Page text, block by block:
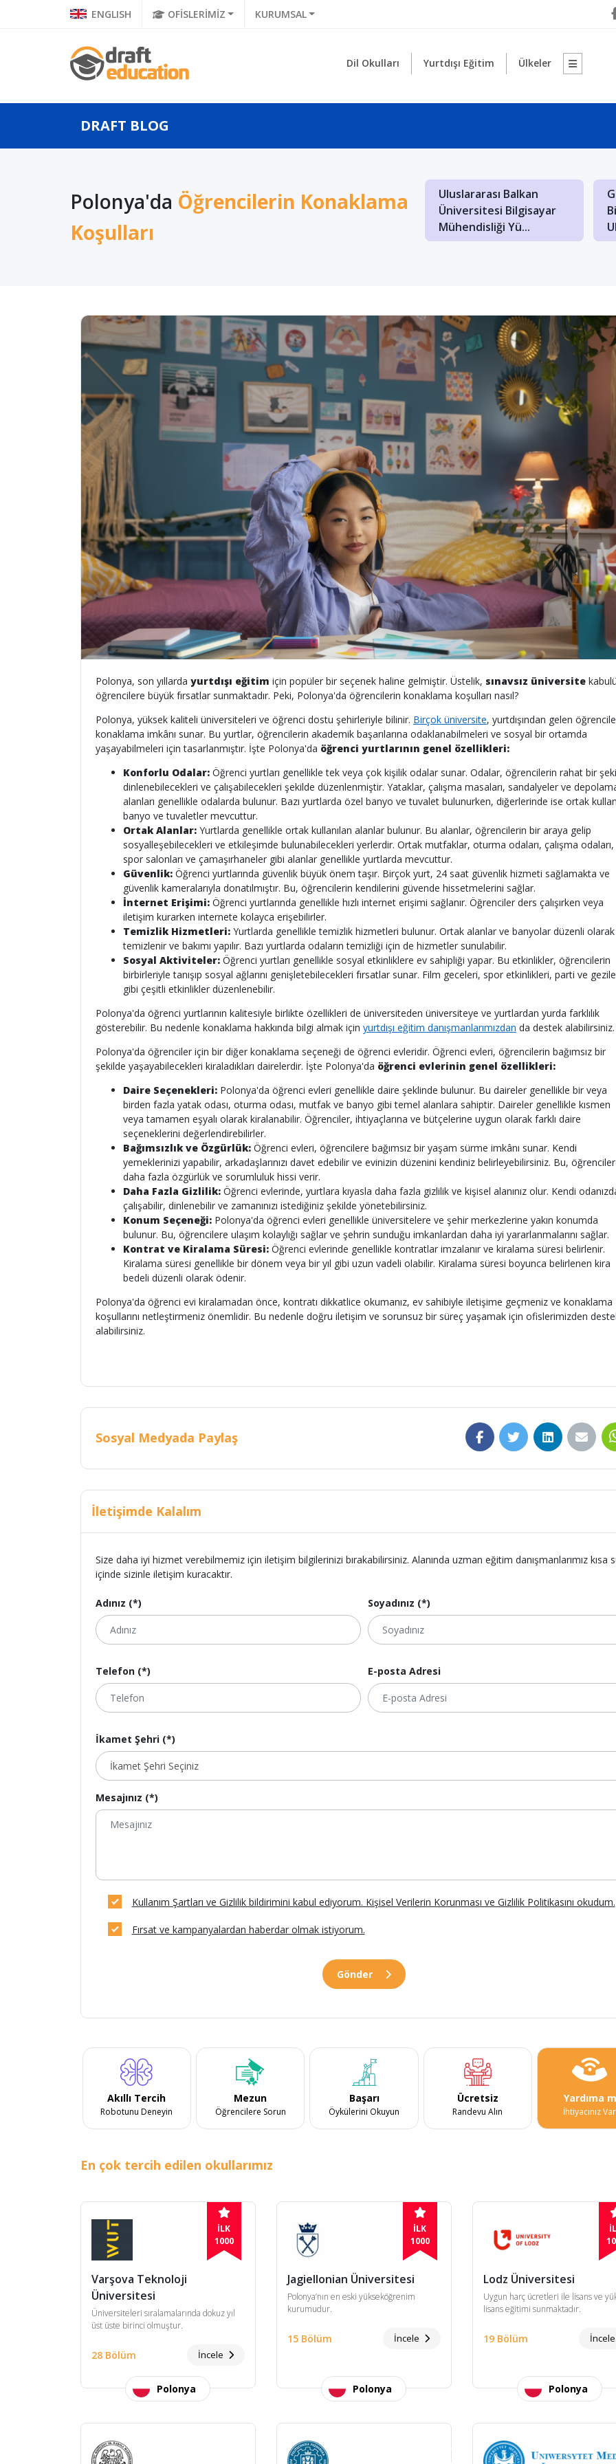
ENGLISH OFİSLERİMİZ KURUMSAL
Dil Okulları Yurtdışı Eğitim Ülkeler
DRAFT BLOG
Polonya'da Öğrencilerin Konaklama
Koşulları
Geleceğin Bilgisayar
Bilimleri Mühendisleri,
Uluslararası ...
Uluslararası Saraybosna
Üniversitesi İngilizce
Makedonya Uluslararası
Balkan Üniversitesi'nde
Türkçe Öğretm...
Polonya, son yıllarda yurtdışı eğitim için popüler bir seçenek haline gelmiştir. Üstelik, sınavsız üniversite
öğrencilere büyük fırsatlar sunmaktadır. Peki, Polonya'da öğrencilerin konaklama koşulları nasıl?
Polonya, yüksek kaliteli üniversiteleri ve öğrenci dostu şehirleriyle bilinir. Birçok üniversite, yurtdışından gelen
konaklama imkânı sunar. Bu yurtlar, öğrencilerin akademik başarılarına odaklanabilmeleri ve sosyal bir ortamda
yaşayabilmeleri için tasarlanmıştır. İşte Polonya'da öğrenci yurtlarının genel özellikleri:
Konforlu Odalar: Öğrenci yurtları genellikle tek veya çok kişilik odalar sunar. Odalar, öğrencilerin rahat bir
dinlenebilecekleri ve çalışabilecekleri şekilde düzenlenmiştir. Yataklar, çalışma masaları, sandalyeler ve
alanları genellikle odalarda bulunur. Bazı yurtlarda özel banyo ve tuvalet bulunurken, diğerlerinde ise ortak
banyo ve tuvaletler mevcuttur.
Ortak Alanlar: Yurtlarda genellikle ortak kullanılan alanlar bulunur. Bu alanlar, öğrencilerin bir araya gelip
sosyalleşebilecekleri ve etkileşimde bulunabilecekleri yerlerdir. Ortak mutfaklar, oturma odaları, çalışma odaları,
spor salonları ve çamaşırhaneler gibi alanlar genellikle yurtlarda mevcuttur.
Güvenlik: Öğrenci yurtlarında güvenlik büyük önem taşır. Birçok yurt, 24 saat güvenlik hizmeti sağlamakta ve
güvenlik kameralarıyla donatılmıştır. Bu, öğrencilerin kendilerini güvende hissetmelerini sağlar.
İnternet Erişimi: Öğrenci yurtlarında genellikle hızlı internet erişimi sağlanır. Öğrenciler ders çalışırken veya
iletişim kurarken internete kolayca erişebilirler.
Temizlik Hizmetleri: Yurtlarda genellikle temizlik hizmetleri bulunur. Ortak alanlar ve banyolar düzenli olarak
temizlenir ve bakımı yapılır. Bazı yurtlarda odaların temizliği için de hizmetler sunulabilir.
Sosyal Aktiviteler: Öğrenci yurtları genellikle sosyal etkinliklere ev sahipliği yapar. Bu etkinlikler, öğrencilerin
birbirleriyle tanışıp sosyal ağlarını genişletebilecekleri fırsatlar sunar. Film geceleri, spor etkinlikleri, parti ve
gibi çeşitli etkinlikler düzenlenebilir.
Polonya'da öğrenci yurtlarının kalitesiyle birlikte özellikleri de üniversiteden üniversiteye ve yurtlardan yurda farklılık
gösterebilir. Bu nedenle konaklama hakkında bilgi almak için yurtdışı eğitim danışmanlarımızdan da destek alabilirsiniz.
Polonya'da öğrenciler için bir diğer konaklama seçeneği de öğrenci evleridir. Öğrenci evleri, öğrencilerin bağımsız bir
şekilde yaşayabilecekleri kiraladıkları dairelerdir. İşte Polonya'da öğrenci evlerinin genel özellikleri:
Daire Seçenekleri: Polonya'da öğrenci evleri genellikle daire şeklinde bulunur. Bu daireler genellikle bir veya
birden fazla yatak odası, oturma odası, mutfak ve banyo gibi temel alanlara sahiptir. Daireler genellikle kısmen
veya tamamen eşyalı olarak kiralanabilir. Öğrenciler, ihtiyaçlarına ve bütçelerine uygun olarak farklı daire
seçeneklerini değerlendirebilirler.
Bağımsızlık ve Özgürlük: Öğrenci evleri, öğrencilere bağımsız bir yaşam sürme imkânı sunar. Kendi
yemeklerinizi yapabilir, arkadaşlarınızı davet edebilir ve evinizin düzenini kendiniz belirleyebilirsiniz. Bu,
daha fazla özgürlük ve sorumluluk hissi verir.
Daha Fazla Gizlilik: Öğrenci evlerinde, yurtlara kıyasla daha fazla gizlilik ve kişisel alanınız olur. Kendi
çalışabilir, dinlenebilir ve zamanınızı istediğiniz şekilde yönetebilirsiniz.
Konum Seçeneği: Polonya'da öğrenci evleri genellikle üniversitelere ve şehir merkezlerine yakın konumda
bulunur. Bu, öğrencilere ulaşım kolaylığı sağlar ve şehrin sunduğu imkanlardan daha iyi yararlanmalarını sağlar.
Kontrat ve Kiralama Süresi: Öğrenci evlerinde genellikle kontratlar imzalanır ve kiralama süresi belirlenir.
Kiralama süresi genellikle bir dönem veya bir yıl gibi uzun vadeli olabilir. Kiralama süresi boyunca belirlenen kira
bedeli düzenli olarak ödenir.
Polonya'da öğrenci evi kiralamadan önce, kontratı dikkatlice okumanız, ev sahibiyle iletişime geçmeniz ve konaklama
koşullarını netleştirmeniz önemlidir. Bu nedenle doğru iletişim ve sorunsuz bir süreç yaşamak için ofislerimizden
alabilirsiniz.
Sosyal Medyada Paylaş
İletişimde Kalalım
Size daha iyi hizmet verebilmemiz için iletişim bilgilerinizi bırakabilirsiniz. Alanında uzman eğitim danışmanlarımız kısa
içinde sizinle iletişim kuracaktır.
Adınız (*) Soyadınız (*)
Telefon (*) E-posta Adresi
İkamet Şehri (*)
Mesajınız (*)
Kullanım Şartları ve Gizlilik bildirimini kabul ediyorum. Kişisel Verilerin Korunması ve Gizlilik Politikasını okudum.
Fırsat ve kampanyalardan haberdar olmak istiyorum.
Gönder
Akıllı Tercih
Robotunu Deneyin
Mezun
Öğrencilere Sorun
Başarı
Öykülerini Okuyun
Ücretsiz
Randevu Alın
Yardıma
İhtiyacınız
En çok tercih edilen okullarımız
İLK
1000
Varşova Teknoloji
Üniversitesi
Üniversiteleri sıralamalarında dokuz yıl
üst üste birinci olmuştur.
28 Bölüm İncele
Polonya
İLK
1000
Jagiellonian Üniversitesi
Polonya’nın en eski yükseköğrenim
kurumudur.
15 Bölüm İncele
Polonya
Lodz Üniversitesi
Uygun harç ücretleri ile lisans ve
lisans eğitimi sunmaktadır.
19 Bölüm
Polonya